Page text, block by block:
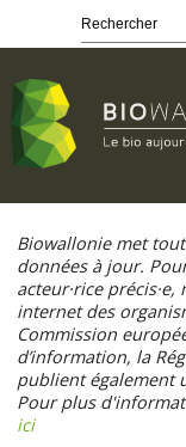
contenu
principal
Biowallonie met
données à jour.
acteur·rice
internet des
Commission
d’information, la
publient également
Pour plus
ici